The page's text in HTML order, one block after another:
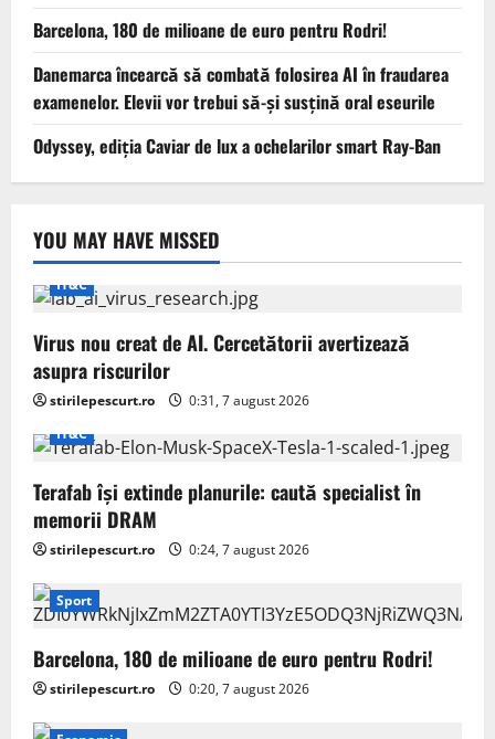
Barcelona, 180 de milioane de euro pentru Rodri!
Danemarca încearcă să combată folosirea AI în fraudarea
examenelor. Elevii vor trebui să-şi susţină oral eseurile
Odyssey, ediția Caviar de lux a ochelarilor smart Ray-Ban
YOU MAY HAVE MISSED
IT&C
Virus nou creat de AI. Cercetătorii avertizează
asupra riscurilor
stirilepescurt.ro
0:31, 7 august 2026
IT&C
Terafab își extinde planurile: caută specialist în
memorii DRAM
stirilepescurt.ro 0:24, 7 august 2026
Sport
Barcelona, 180 de milioane de euro pentru Rodri!
stirilepescurt.ro 0:20, 7 august 2026